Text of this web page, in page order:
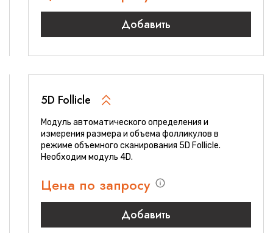
Добавить
5D Follicle
Модуль автоматического определения и
измерения размера и объема фолликулов в
режиме объемного сканирования 5D Follicle.
Необходим модуль 4D.
Цена по запросу
Добавить